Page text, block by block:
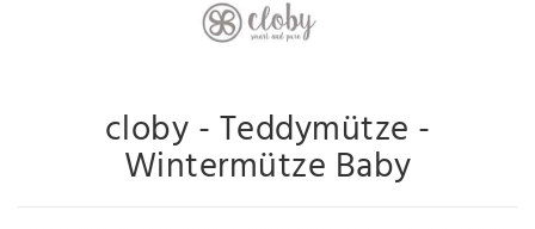
cloby - Teddymütze -
Wintermütze Baby